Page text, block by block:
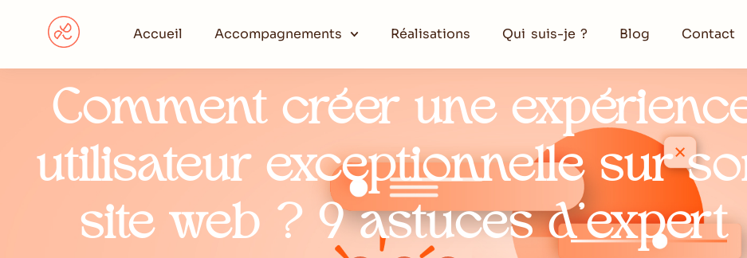
Accueil Accompagnements Réalisations Qui suis-je ? Blog Contact
Comment créer une
utilisateur exceptionnelle sur
site web ? 9 astuces d’expert